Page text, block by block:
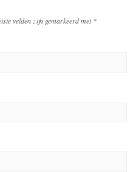
velden zijn gemarkeerd met*